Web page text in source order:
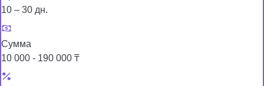
10 – 30 дн.
Сумма
10 000 - 190 000 ₸